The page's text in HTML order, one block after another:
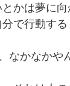
かは夢に
で行動する
なかなかや